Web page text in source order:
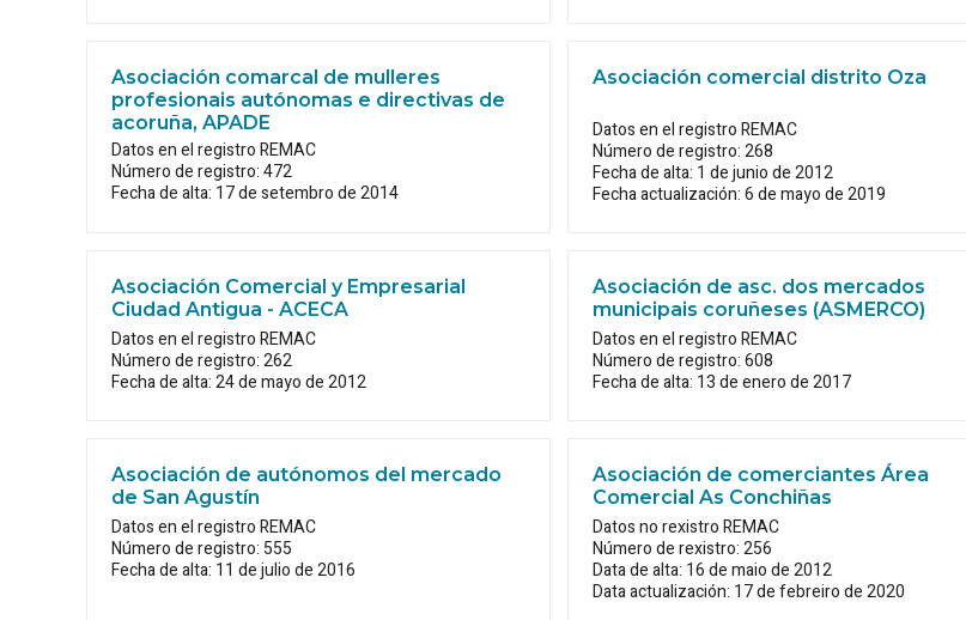
Asociación comarcal de mulleres
profesionais autónomas e directivas de
acoruña, APADE
Datos en el registro REMAC
Número de registro: 472
Fecha de alta: 17 de setembro de 2014
Asociación comercial distrito Oza
Datos en el registro REMAC
Número de registro: 268
Fecha de alta: 1 de junio de 2012
Fecha actualización: 6 de mayo de 2019
Asociación Comercial y Empresarial
Ciudad Antigua - ACECA
Datos en el registro REMAC
Número de registro: 262
Fecha de alta: 24 de mayo de 2012
Asociación de asc. dos mercados
municipais coruñeses (ASMERCO)
Datos en el registro REMAC
Número de registro: 608
Fecha de alta: 13 de enero de 2017
Asociación de autónomos del mercado
de San Agustín
Datos en el registro REMAC
Número de registro: 555
Fecha de alta: 11 de julio de 2016
Asociación de comerciantes Área
Comercial As Conchiñas
Datos no rexistro REMAC
Número de rexistro: 256
Data de alta: 16 de maio de 2012
Data actualización: 17 de febreiro de 2020